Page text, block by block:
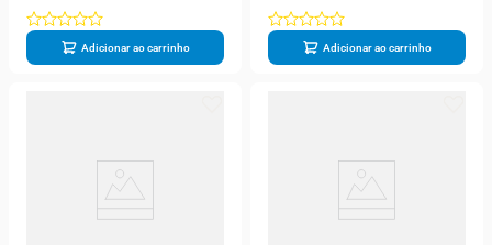
Adicionar ao carrinho Adicionar ao carrinho